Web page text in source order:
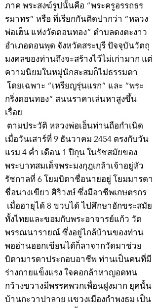
ภาค พระสงฆ์รูปนั้นคือ “พระครูอรรถธร
รมาทร” หรือ ที่เรียกกันติดปากว่า “หลวง
พ่อเฮ็น แห่งวัดดอนทอง” ตำบลดงตะงาว
อำเภอดอนพุด จังหวัดสระบุรี ปัจจุบันวัตถุ
มงคลของท่านถึงจะสร้างไว้ไม่เก่ามาก แต่
ความนิยมในหมู่นักสะสมก็ไม่ธรรมดา
โดยเฉพาะ “เหรียญรุ่นแรก” และ “พระ
กริ่งดอนทอง” สนนราคาเล่นหาสูงขึ้น
เรื่อย
ตามประวัติ หลวงพ่อเฮ็นท่านถือกำเนิด
เมื่อวันเสาร์ที่ 9 ธันวาคม 2454 ตรงกับวัน
แรม 4 ค่ำ เดือน 1 ปีกุน ในรัชสมัยของ
พระบาทสมเด็จพระมงกุฎเกล้าเจ้าอยู่หัว
รัชกาลที่ 6 โยมบิดาชื่อนายอยู่ โยมมารดา
ชื่อนางเขียว ศิริวงษ์ ซึ่งมีอาชีพเกษตรกร
เมื่ออายุได้ 8 ขวบได้ ไปศึกษาอักขระสมัย
ทั้งไทยและขอมกับพระอาจารย์แก้ว วัด
พรรณนารายณ์ ซึ่งอยู่ไกล้บ้านของท่าน
พออ่านออกเขียนได้ก็ลาจากวัดมาช่วย
บิดามารดาประกอบอาชีพ ท่านเป็นคนที่มี
ร่างกายแข็งแรง ใจคอกล้าหาญอดทน
กว้างขวางมีพรรคพวกเพื่อนฝูงมาก ยุคนั้น
บ้านกะวาปาลาย แขวงเมืองกำพงธม เป็น